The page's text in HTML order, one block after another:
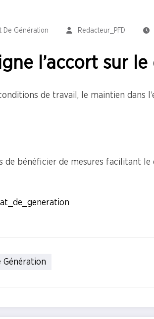
De Génération Redacteur_PFD
l’accort sur
de travail, le maintien dans
de bénéficier de mesures facilitant
Génération